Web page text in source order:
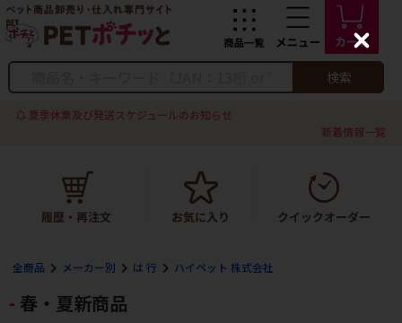
検索
夏季休業及び発送スケジュールのお知らせ
新着情報一覧
全商品 メーカー別 は 行 ハイペット 株式会社
春・夏新商品
C
l
s